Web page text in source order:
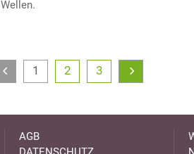
Wellen.
1 2 3
AGB